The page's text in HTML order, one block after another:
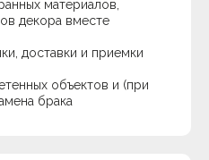
материалов,
декора вместе
доставки и приемки
объектов и (при
брака